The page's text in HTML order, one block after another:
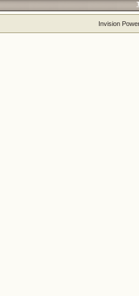
Invision